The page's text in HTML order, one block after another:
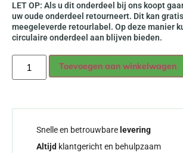
LET OP: Als u dit onderdeel bij ons koopt
uw oude onderdeel retourneert. Dit kan
meegeleverde retourlabel. Op deze manier
circulaire onderdeel aan blijven bieden.
Toevoegen aan winkelwagen
Snelle en betrouwbare levering
Altijd klantgericht en behulpzaam